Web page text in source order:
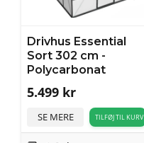
Drivhus Essential
Sort 302 cm -
Polycarbonat
5.499 kr
SE MERE TILFØJ TIL KURV